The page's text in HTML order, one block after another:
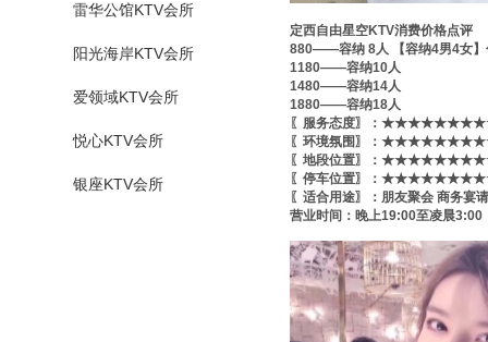
雷华公馆KTV会所
阳光海岸KTV会所
爱领域KTV会所
悦心KTV会所
银座KTV会所
定西自由星空KTV消费价格点评
880——容纳 8人 【容纳4男4女】
1180——容纳10人
1480——容纳14人
1880——容纳18人
〖服务态度〗：
〖环境氛围〗：
〖地段位置〗：
〖停车位置〗：
〖适合用途〗：朋友聚会 商务宴请
营业时间：晚上19:00至凌晨3:00